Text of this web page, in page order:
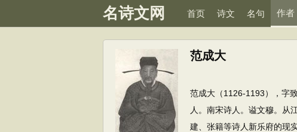
名诗文网 首页 诗文 名句 作者
范成大
范成大（1126-1193），字
人。南宋诗人。谥文穆。从
建、张籍等诗人新乐府的现